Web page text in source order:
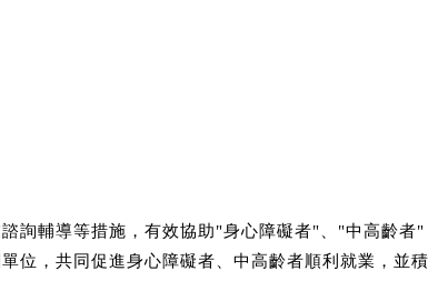
詢輔導等措施，有效協助"身心障礙者"、"中高齡者
位，共同促進身心障礙者、中高齡者順利就業，並